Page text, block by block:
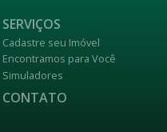
SERVIÇOS
Cadastre seu Imóvel
Encontramos para Você
Simuladores
CONTATO